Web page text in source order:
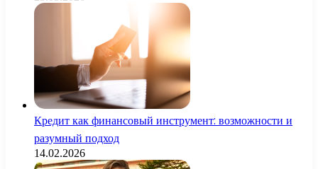
Кредит как финансовый инструмент: возможности и
разумный подход
14.02.2026